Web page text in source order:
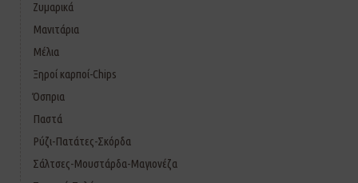
Ζυμαρικά
Μανιτάρια
Μέλια
Ξηροί καρποί-Chips
Όσπρια
Παστά
Ρύζι-Πατάτες-Σκόρδα
Σάλτσες-Μουστάρδα-Μαγιονέζα